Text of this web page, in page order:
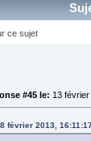
-
ce sujet
#45 le: 13 février
février 2013,